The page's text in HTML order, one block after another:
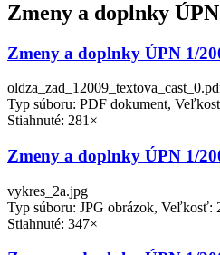
Zmeny a doplnky
Zmeny a doplnky ÚPN 1/
Typ súboru: PDF dokument,
Stiahnuté: 281×
Zmeny a doplnky ÚPN 1/
vykres_2a.jpg
Typ súboru: JPG obrázok, Veľkosť:
Stiahnuté: 347×